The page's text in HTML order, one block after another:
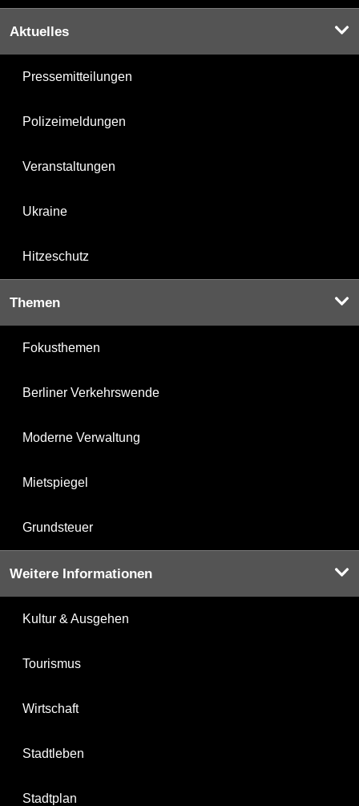
Aktuelles
Pressemitteilungen
Polizeimeldungen
Veranstaltungen
Ukraine
Hitzeschutz
Themen
Fokusthemen
Berliner Verkehrswende
Moderne Verwaltung
Mietspiegel
Grundsteuer
Weitere Informationen
Kultur & Ausgehen
Tourismus
Wirtschaft
Stadtleben
Stadtplan